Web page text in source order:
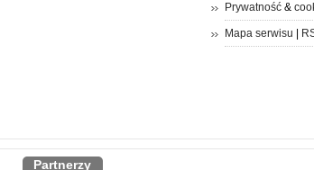
Prywatność&
Mapa serwisu
Partnerzy